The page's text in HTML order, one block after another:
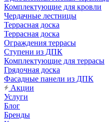
Комплектующие для кровли
Чердачные лестницы
Террасная доска
Террасная доска
Ограждения террасы
Ступени из ДПК
Комплектующие для террасы
Грядочная доска
Фасадные панели из ДПК
Акции
Услуги
Блог
Бренды